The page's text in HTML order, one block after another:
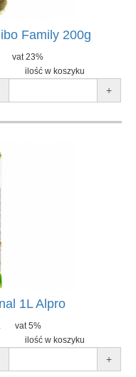
Family 200g
vat 23%
ilość w koszyku
+
1L Alpro
vat 5%
ilość w koszyku
+